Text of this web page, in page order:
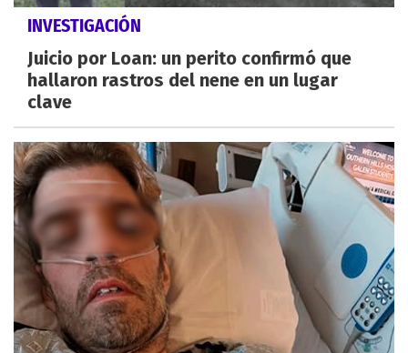
INVESTIGACIÓN
Juicio por Loan: un perito confirmó que
hallaron rastros del nene en un lugar
clave